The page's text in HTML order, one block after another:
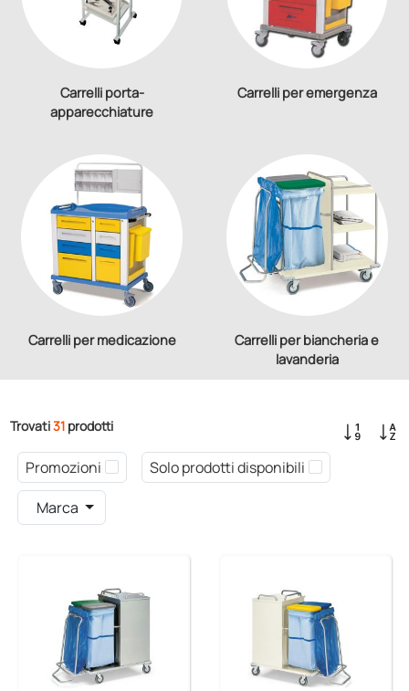
Carrelli porta-
apparecchiature
Carrelli per emergenza
Carrelli per medicazione
Carrelli per biancheria e
lavanderia
Trovati31 prodotti
Promozioni
Solo prodotti disponibili
Marca